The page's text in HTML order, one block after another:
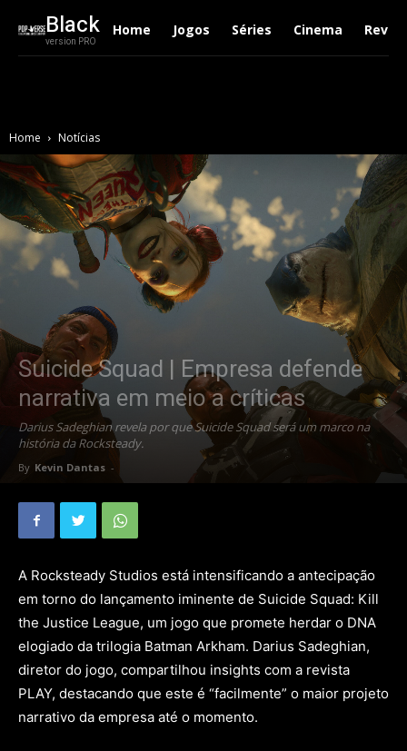
Black
version PRO
Home Jogos Séries Cinema
Home Notícias
Suicide Squad | Empresa defende
narrativa em meio a críticas
Darius Sadeghian revela por que Suicide Squad será um marco na
história da Rocksteady.
By Kevin Dantas -
A Rocksteady Studios está intensificando a antecipação
em torno do lançamento iminente de Suicide Squad: Kill
the Justice League, um jogo que promete herdar o DNA
elogiado da trilogia Batman Arkham. Darius Sadeghian,
diretor do jogo, compartilhou insights com a revista
PLAY, destacando que este é “facilmente” o maior projeto
narrativo da empresa até o momento.